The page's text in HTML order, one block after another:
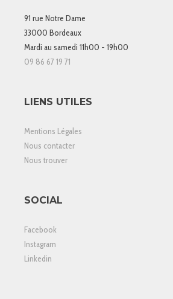
91 rue Notre Dame
33000 Bordeaux
Mardi au samedi 11h00 - 19h00
09 86 67 19 71
LIENS UTILES
Mentions Légales
Nous contacter
Nous trouver
SOCIAL
Facebook
Instagram
Linkedin